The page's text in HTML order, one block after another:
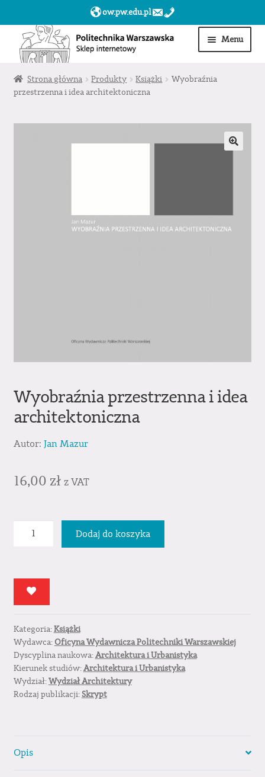
ow.pw.edu.pl
Przejdź
do
nawigacji
Przejdź
do
treści
Menu
StartStrona główna Produkty Książki
Wyobraźnia
przestrzenna i idea architektoniczna
Wyobraźnia przestrzenna i idea
architektoniczna
Autor: Jan Mazur
16,00 zł z VAT
idea
Dodaj do koszyka
Kategoria:Książki
Wydawca: Oficyna Wydawnicza Politechniki Warszawskiej
Dyscyplina naukowa:Architektura i Urbanistyka
Kierunek studiów:Architektura i Urbanistyka
Wydział:Wydział Architektury
Rodzaj publikacji: Skrypt
Opis